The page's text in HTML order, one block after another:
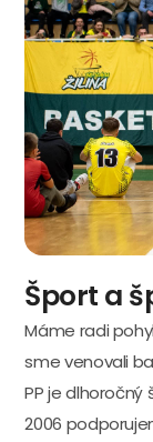
Šport a
Máme radi
sme venovali
PP je
2006